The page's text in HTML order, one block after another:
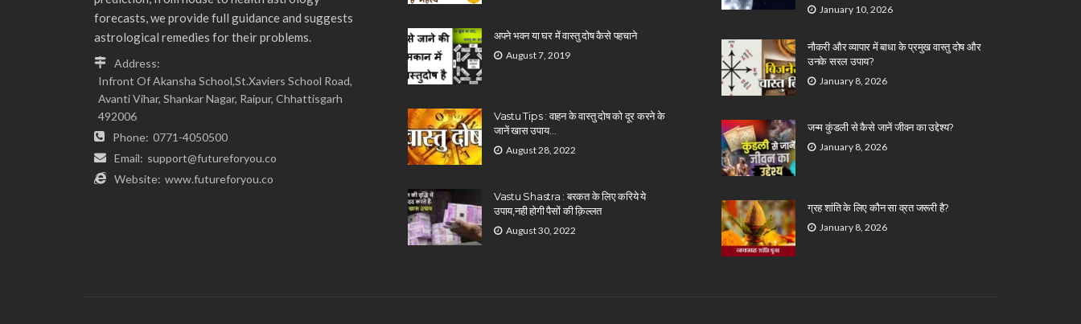
forecasts, we provide full guidance and suggests
astrological remedies for their problems.
Address:
Infront Of Akansha School,St.Xaviers School Road,
Avanti Vihar, Shankar Nagar, Raipur, Chhattisgarh
492006
Phone: 0771-4050500
Email: support@futureforyou.co
Website: www.futureforyou.co
अपने भवन या घर में वास्तु दोष कैसे पहचाने
August 7, 2019
Vastu Tips : वाहन के वास्तु दोष को दूर करने के
जानें खास उपाय…
August 28, 2022
Vastu Shastra : बरकत के लिए करिये ये
उपाय,नही होगी पैसों की क़िल्लत
August 30, 2022
January 10, 2026
नौकरी और व्यापार में बाधा के प्रमुख वास्तु दोष और
उनके सरल उपाय?
January 8, 2026
जन्म कुंडली से कैसे जानें जीवन का उद्देश्य?
January 8, 2026
ग्रह शांति के लिए कौन सा व्रत जरूरी है?
January 8, 2026